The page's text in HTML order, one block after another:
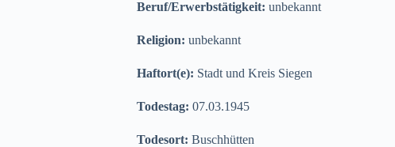
Beruf/Erwerbstätigkeit: unbekannt
Religion: unbekannt
Haftort(e): Stadt und Kreis Siegen
Todestag: 07.03.1945
Todesort: Buschhütten